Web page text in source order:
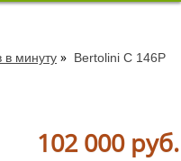
минуту » Bertolini С 146Р
102 000 руб.